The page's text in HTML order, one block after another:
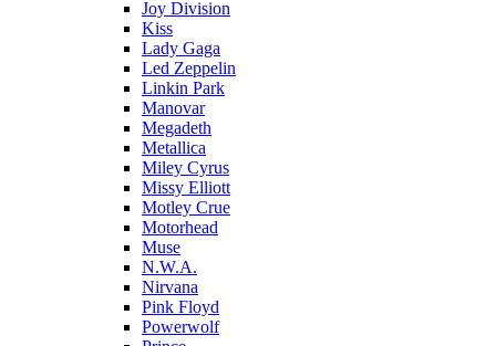
Joy Division
Kiss
Lady Gaga
Led Zeppelin
Linkin Park
Manovar
Megadeth
Metallica
Miley Cyrus
Missy Elliott
Motley Crue
Motorhead
Muse
N.W.A.
Nirvana
Pink Floyd
Powerwolf